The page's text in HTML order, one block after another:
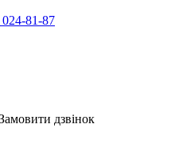
81-87
дзвінок